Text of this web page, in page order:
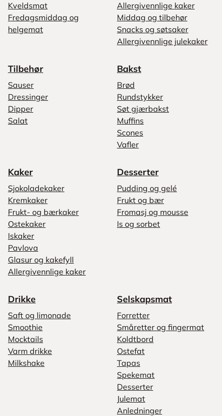
Kveldsmat
Fredagsmiddag og
helgemat
Allergivennlige kaker
Middag og tilbehør
Snacks og søtsaker
Allergivennlige julekaker
Tilbehør
Sauser
Dressinger
Dipper
Salat
Bakst
Brød
Rundstykker
Søt gjærbakst
Muffins
Scones
Vafler
Kaker
Sjokoladekaker
Kremkaker
Frukt- og bærkaker
Ostekaker
Iskaker
Pavlova
Glasur og kakefyll
Allergivennlige kaker
Desserter
Pudding og gelé
Frukt og bær
Fromasj og mousse
Is og sorbet
Drikke
Saft og limonade
Smoothie
Mocktails
Varm drikke
Milkshake
Selskapsmat
Forretter
Småretter og fingermat
Koldtbord
Ostefat
Tapas
Spekemat
Desserter
Julemat
Anledninger